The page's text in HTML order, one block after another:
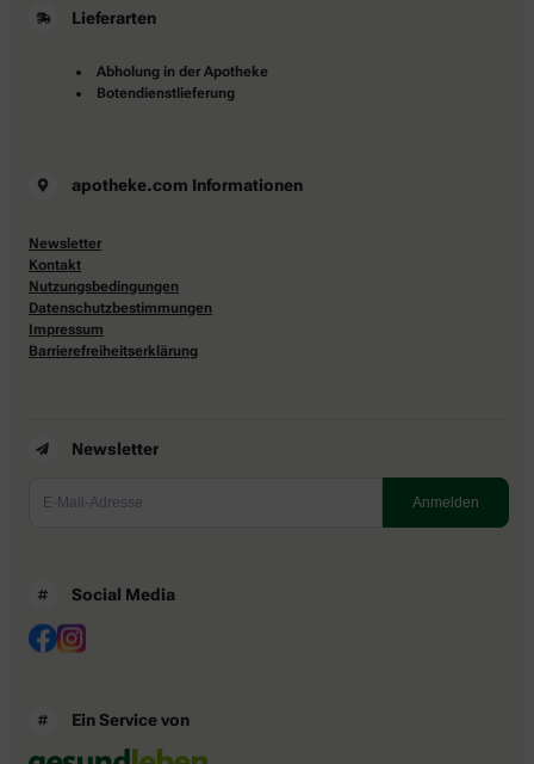
Lieferarten
Abholung in der Apotheke
Botendienstlieferung
apotheke.com Informationen
Newsletter
Kontakt
Nutzungsbedingungen
Datenschutzbestimmungen
Impressum
Barrierefreiheitserklärung
Newsletter
Social Media
Ein Service von